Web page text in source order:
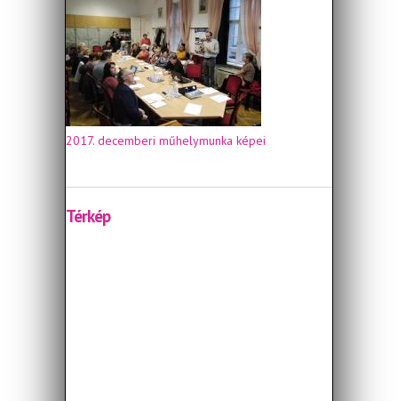
2017. decemberi műhelymunka képei
Térkép